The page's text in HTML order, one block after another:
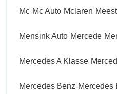
Mc Mc Auto Mclaren Meest
Mensink Auto Mercede
Mercedes A Klasse
Mercedes Benz Mercedes